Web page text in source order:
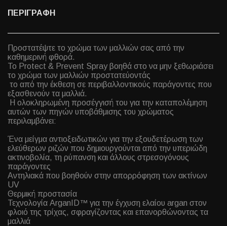
ΠΕΡΙΓΡΑΦΗ
Προστατέψτε το χρώμα των μαλλιών σας από την
καθημερινή φθορά.
Το Protect & Prevent Spray βοηθά στο να μην ξεθωριάσει
το χρώμα των μαλλιών προστατεύοντάς
το από την έκθεση σε περιβαλλοντικούς παράγοντες που
εξασθενούν τα μαλλιά.
Η ολοκληρωμένη προσέγγισή του για την καταπολέμηση
αυτών των πηγών υποβάθμισης του χρώματος
περιλαμβάνει:
Ένα μείγμα αντιοξειδωτικών για την εξουδετέρωση των
ελεύθερων ριζών που δημιουργούνται από την υπεριώδη
ακτινοβολία, τη ρύπανση και άλλους στρεσογόνους
παράγοντες
Αντηλιακά που βοηθούν στην απορρόφηση των ακτίνων
UV
Θερμική προστασία
Τεχνολογία ArganID™ για την έγχυση ελαίου argan στον
φλοιό της τρίχας, σφραγίζοντας και επανορθώνοντας τα
μαλλιά